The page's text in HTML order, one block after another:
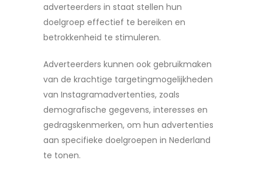
adverteerders in staat stellen hun
doelgroep effectief te bereiken en
betrokkenheid te stimuleren.
Adverteerders kunnen ook gebruikmaken
van de krachtige targetingmogelijkheden
van Instagramadvertenties, zoals
demografische gegevens, interesses en
gedragskenmerken, om hun advertenties
aan specifieke doelgroepen in Nederland
te tonen.